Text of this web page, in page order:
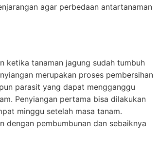
agar perbedaan antartanaman
ketika tanaman jagung sudah tumbuh
merupakan proses pembersihan
parasit yang dapat mengganggu
Penyiangan pertama bisa dilakukan
minggu setelah masa tanam.
dengan pembumbunan dan sebaiknya